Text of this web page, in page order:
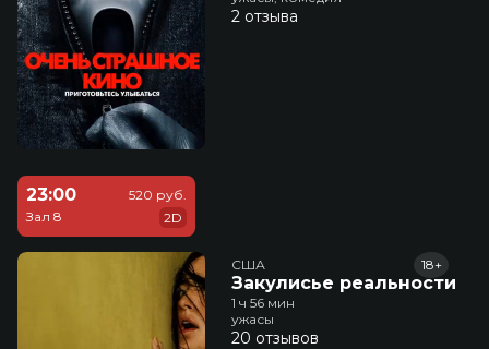
2 отзыва
23:00
Зал 8
520 руб.
2D
США
Закулисье реальности
18+
1 ч 56 мин
ужасы
20 отзывов